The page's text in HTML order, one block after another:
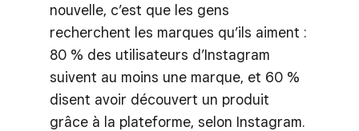
nouvelle, c’est que les gens
recherchent les marques qu’ils aiment :
80 % des utilisateurs d’Instagram
suivent au moins une marque, et 60 %
disent avoir découvert un produit
grâce à la plateforme, selon Instagram.